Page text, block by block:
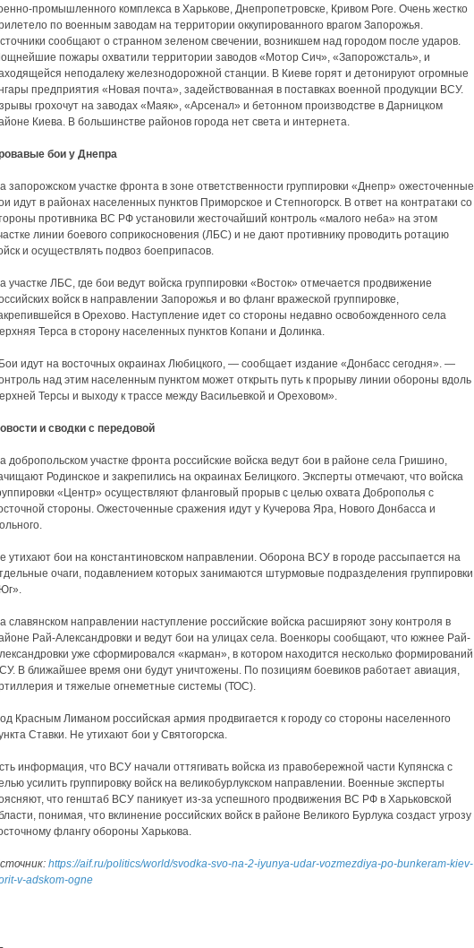
промышленного комплекса в Харькове, Днепропетровске, Кривом Роге. Очень жестко
по военным заводам на территории оккупированного врагом Запорожья.
сообщают о странном зеленом свечении, возникшем над городом после ударов.
пожары охватили территории заводов «Мотор Сич», «Запорожсталь», и
неподалеку железнодорожной станции. В Киеве горят и детонируют огромные
предприятия «Новая почта», задействованная в поставках военной продукции ВСУ.
грохочут на заводах «Маяк», «Арсенал» и бетонном производстве в Дарницком
Киева. В большинстве районов города нет света и интернета.
бои у Днепра
запорожском участке фронта в зоне ответственности группировки «Днепр» ожесточенные
идут в районах населенных пунктов Приморское и Степногорск. В ответ на контратаки со
противника ВС РФ установили жесточайший контроль «малого неба» на этом
линии боевого соприкосновения (ЛБС) и не дают противнику проводить ротацию
и осуществлять подвоз боеприпасов.
участке ЛБС, где бои ведут войска группировки «Восток» отмечается продвижение
войск в направлении Запорожья и во фланг вражеской группировке,
в Орехово. Наступление идет со стороны недавно освобожденного села
Терса в сторону населенных пунктов Копани и Долинка.
идут на восточных окраинах Любицкого, — сообщает издание «Донбасс сегодня». —
над этим населенным пунктом может открыть путь к прорыву линии обороны вдоль
Терсы и выходу к трассе между Васильевкой и Ореховом».
и сводки с передовой
добропольском участке фронта российские войска ведут бои в районе села Гришино,
Родинское и закрепились на окраинах Белицкого. Эксперты отмечают, что войска
«Центр» осуществляют фланговый прорыв с целью охвата Доброполья с
стороны. Ожесточенные сражения идут у Кучерова Яра, Нового Донбасса и
утихают бои на константиновском направлении. Оборона ВСУ в городе рассыпается на
очаги, подавлением которых занимаются штурмовые подразделения группировки
славянском направлении наступление российские войска расширяют зону контроля в
Рай-Александровки и ведут бои на улицах села. Военкоры сообщают, что южнее Рай-
уже сформировался «карман», в котором находится несколько формирований
В ближайшее время они будут уничтожены. По позициям боевиков работает авиация,
и тяжелые огнеметные системы (ТОС).
Красным Лиманом российская армия продвигается к городу со стороны населенного
Ставки. Не утихают бои у Святогорска.
информация, что ВСУ начали оттягивать войска из правобережной части Купянска с
усилить группировку войск на великобурлукском направлении. Военные эксперты
что генштаб ВСУ паникует из-за успешного продвижения ВС РФ в Харьковской
понимая, что вклинение российских войск в районе Великого Бурлука создаст угрозу
флангу обороны Харькова.
https://aif.ru/politics/world/svodka-svo-na-2-iyunya-udar-vozmezdiya-po-bunkeram-kiev-
v-adskom-ogne